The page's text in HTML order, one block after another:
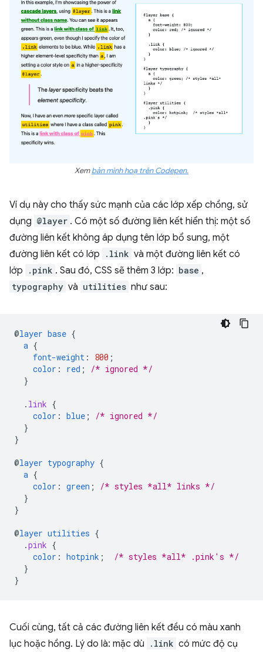
Xembản minh hoạ trên Codepen.
Ví dụ này cho thấy sức mạnh của các lớp xếp chồng, sử
dụng @layer . Có một số đường liên kết hiển thị: một số
đường liên kết không áp dụng tên lớp bổ sung, một
đường liên kết có lớp
.link và một đường liên kết có
lớp
.pink . Sau đó, CSS sẽ thêm 3 lớp: base ,
typography và utilities như sau:
@layer base {
a {
font-weight : 800 ;
color : red ;
/* ignored */
}
. link {
color : blue ;
/* ignored */
}
}
@layer typography {
a {
color : green ;
/* styles *all* links */
}
}
@layer utilities {
.pink {
color : hotpink ;
/* styles *all* .pink's */
}
}
Cuối cùng, tất cả các đường liên kết đều có màu xanh
lục hoặc hồng. Lý do là: mặc dù
.link có mức độ cụ